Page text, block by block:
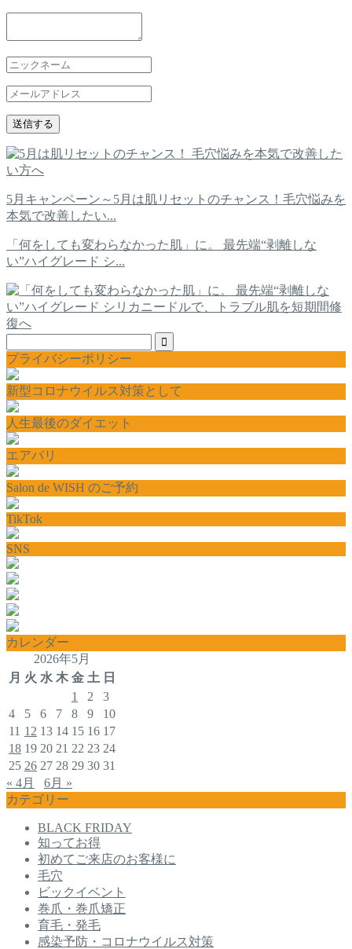
5月キャンペーン～5月は肌リセットのチャンス！毛穴悩みを
本気で改善したい...
「何をしても変わらなかった肌」に。 最先端“剥離しな
い”ハイグレード シ...
プライバシーポリシー
新型コロナウイルス対策として
人生最後のダイエット
エアバリ
Salon de WISH のご予約
TikTok
SNS
カレンダー
2026年5月
月 火 水 木 金 土 日
1
2
3
4
5 6 7 8 9
10
11 12 13 14 15 16 17
18 19 20 21 22 23 24
25 26 27 28 29 30 31
« 4月
6月 »
カテゴリー
BLACK FRIDAY
知ってお得
初めてご来店のお客様に
毛穴
ビックイベント
巻爪・巻爪矯正
育毛・発毛
感染予防・コロナウイルス対策